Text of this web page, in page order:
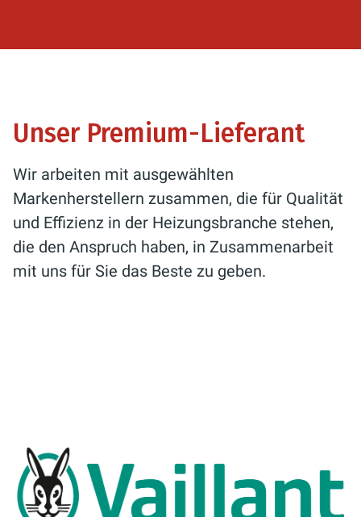
Unser Premium-Lieferant
Wir arbeiten mit ausgewählten
Markenherstellern zusammen, die für Qualität
und Effizienz in der Heizungsbranche stehen,
die den Anspruch haben, in Zusammenarbeit
mit uns für Sie das Beste zu geben.